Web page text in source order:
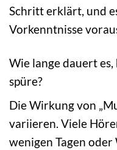
Schritt erklärt, und
Vorkenntnisse
Wie lange dauert
spüre?
Die Wirkung von
variieren. Viele
wenigen Tagen